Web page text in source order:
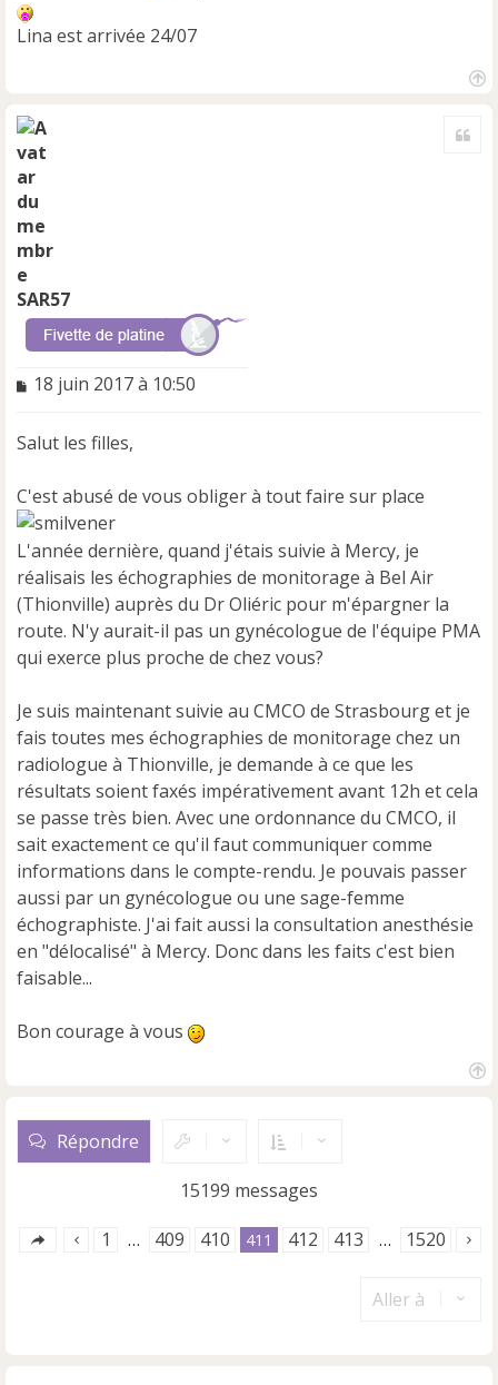
Lina est arrivée 24/07
SAR57
M
s
g
e
n
o
n
l
u
18 juin 2017 à 10:50
Salut les filles,
C'est abusé de vous obliger à tout faire sur place
L'année dernière, quand j'étais suivie à Mercy, je
réalisais les échographies de monitorage à Bel Air
(Thionville) auprès du Dr Oliéric pour m'épargner la
route. N'y aurait-il pas un gynécologue de l'équipe PMA
qui exerce plus proche de chez vous?
Je suis maintenant suivie au CMCO de Strasbourg et je
fais toutes mes échographies de monitorage chez un
radiologue à Thionville, je demande à ce que les
résultats soient faxés impérativement avant 12h et cela
se passe très bien. Avec une ordonnance du CMCO, il
sait exactement ce qu'il faut communiquer comme
informations dans le compte-rendu. Je pouvais passer
aussi par un gynécologue ou une sage-femme
échographiste. J'ai fait aussi la consultation anesthésie
en "délocalisé" à Mercy. Donc dans les faits c'est bien
faisable...
Bon courage à vous
Répondre
15199 messages
1 … 409 410 411 412 413 … 1520
Aller à